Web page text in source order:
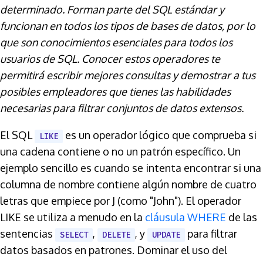
determinado. Forman parte del SQL estándar y
funcionan en todos los tipos de bases de datos, por lo
que son conocimientos esenciales para todos los
usuarios de SQL. Conocer estos operadores te
permitirá escribir mejores consultas y demostrar a tus
posibles empleadores que tienes las habilidades
necesarias para filtrar conjuntos de datos extensos.
El SQL LIKE
es un operador lógico que comprueba si
una cadena contiene o no un patrón específico. Un
ejemplo sencillo es cuando se intenta encontrar si una
columna de nombre contiene algún nombre de cuatro
letras que empiece por J (como "John"). El operador
LIKE se utiliza a menudo en la cláusula WHERE de las
sentencias
SELECT , DELETE , y UPDATE
para filtrar
datos basados en patrones. Dominar el uso del